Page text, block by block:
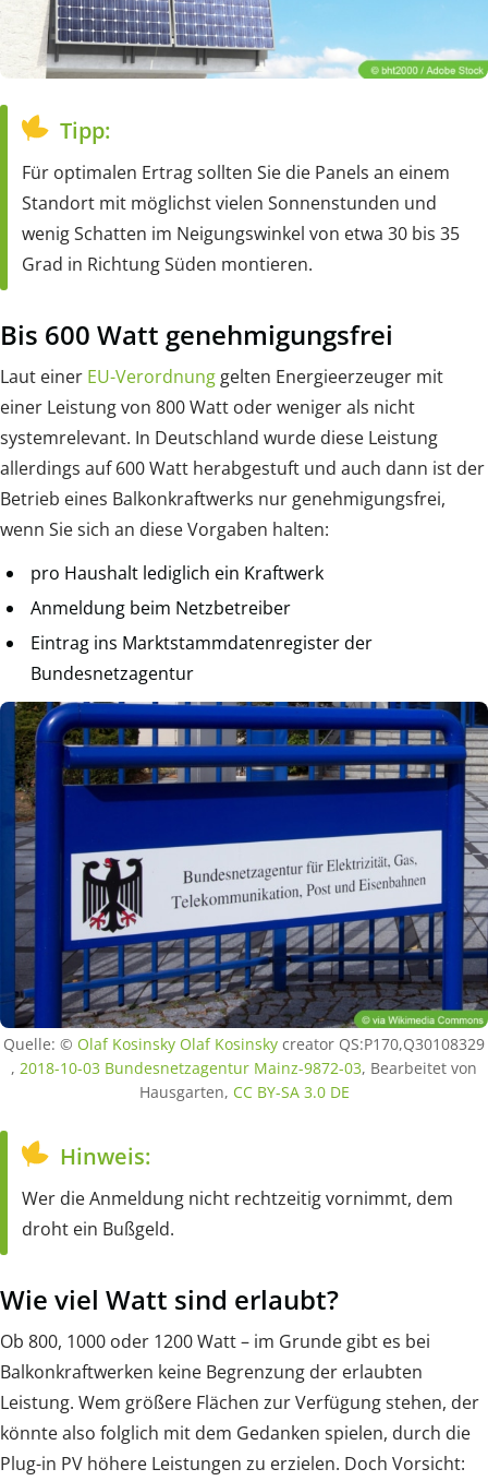
Tipp:
Für optimalen Ertrag sollten Sie die Panels an einem
Standort mit möglichst vielen Sonnenstunden und
wenig Schatten im Neigungswinkel von etwa 30 bis 35
Grad in Richtung Süden montieren.
Bis 600 Watt genehmigungsfrei
Laut einer EU-Verordnung gelten Energieerzeuger mit
einer Leistung von 800 Watt oder weniger als nicht
systemrelevant. In Deutschland wurde diese Leistung
allerdings auf 600 Watt herabgestuft und auch dann ist der
Betrieb eines Balkonkraftwerks nur genehmigungsfrei,
wenn Sie sich an diese Vorgaben halten:
pro Haushalt lediglich ein Kraftwerk
Anmeldung beim Netzbetreiber
Eintrag ins Marktstammdatenregister der
Bundesnetzagentur
Quelle: © Olaf Kosinsky Olaf Kosinsky creator QS:P170,Q30108329
, 2018-10-03 Bundesnetzagentur Mainz-9872-03, Bearbeitet von
Hausgarten, CC BY-SA 3.0 DE
Hinweis:
Wer die Anmeldung nicht rechtzeitig vornimmt, dem
droht ein Bußgeld.
Wie viel Watt sind erlaubt?
Ob 800, 1000 oder 1200 Watt – im Grunde gibt es bei
Balkonkraftwerken keine Begrenzung der erlaubten
Leistung. Wem größere Flächen zur Verfügung stehen, der
könnte also folglich mit dem Gedanken spielen, durch die
Plug-in PV höhere Leistungen zu erzielen. Doch Vorsicht: